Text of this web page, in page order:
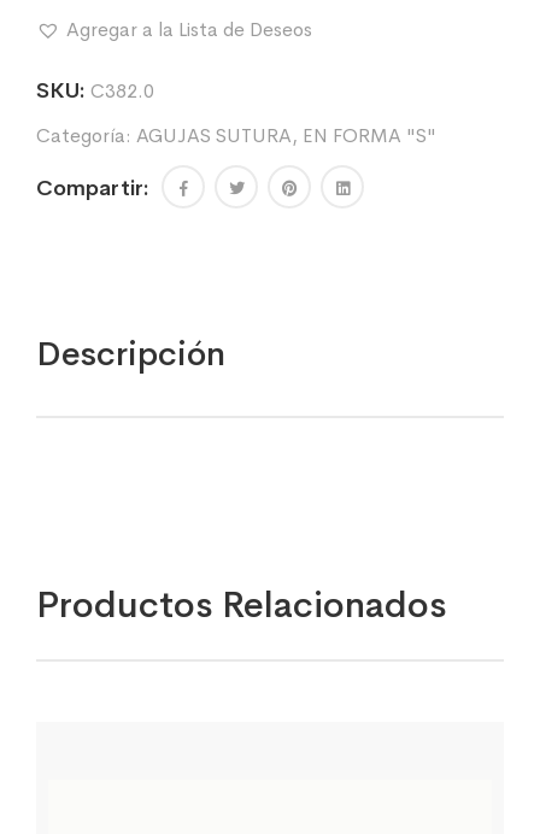
8
-
cantidad
Agregar a la Lista de Deseos
SKU: C382.0
Categoría: AGUJAS SUTURA, EN FORMA "S"
Compartir:
Descripción
Productos Relacionados